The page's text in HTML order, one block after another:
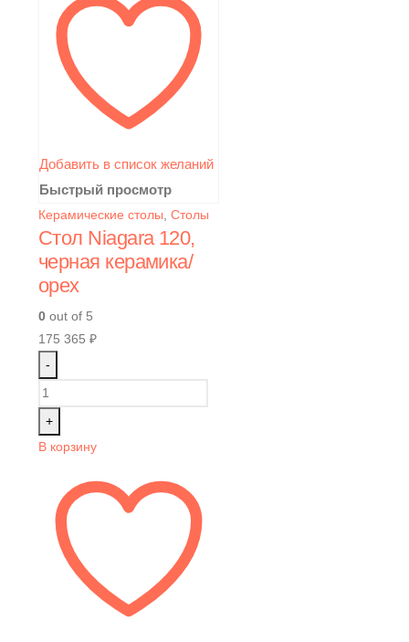
Добавить в список желаний
Быстрый просмотр
Керамические столы Столы
Стол Niagara 120,
черная керамика/
орех
0 out of 5
175 365 ₽
-
+
В корзину